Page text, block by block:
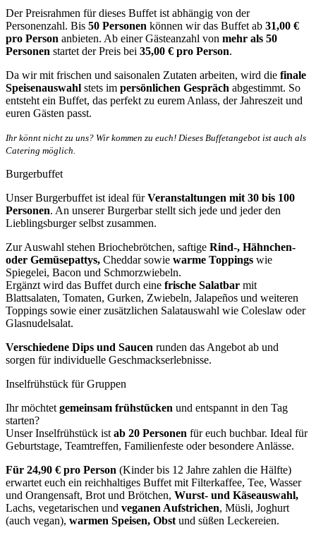
Der Preisrahmen für dieses Buffet ist abhängig von der
Personenzahl. Bis 50 Personen können wir das Buffet ab 31,00 €
pro Person anbieten. Ab einer Gästeanzahl von mehr als 50
Personen startet der Preis bei 35,00 € pro Person.
Da wir mit frischen und saisonalen Zutaten arbeiten, wird die finale
Speisenauswahl stets im persönlichen Gespräch abgestimmt. So
entsteht ein Buffet, das perfekt zu eurem Anlass, der Jahreszeit und
euren Gästen passt.
Ihr könnt nicht zu uns? Wir kommen zu euch! Dieses Buffetangebot ist auch als
Catering möglich.
Burgerbuffet
Unser Burgerbuffet ist ideal fürVeranstaltungen mit 30 bis 100
Personen. An unserer Burgerbar stellt sich jede und jeder den
Lieblingsburger selbst zusammen.
Zur Auswahl stehen Briochebrötchen, saftige Rind-, Hähnchen-
oder Gemüsepattys, Cheddar sowie warme Toppings wie
Spiegelei, Bacon und Schmorzwiebeln.
Ergänzt wird das Buffet durch eine frische Salatbar mit
Blattsalaten, Tomaten, Gurken, Zwiebeln, Jalapeños und weiteren
Toppings sowie einer zusätzlichen Salatauswahl wie Coleslaw oder
Glasnudelsalat.
Verschiedene Dips und Saucen runden das Angebot ab und
sorgen für individuelle Geschmackserlebnisse.
Inselfrühstück für Gruppen
Ihr möchtet gemeinsam frühstücken und entspannt in den Tag
starten?
Unser Inselfrühstück ist ab 20 Personen für euch buchbar. Ideal für
Geburtstage, Teamtreffen, Familienfeste oder besondere Anlässe.
Für 24,90 € pro Person (Kinder bis 12 Jahre zahlen die Hälfte)
erwartet euch ein reichhaltiges Buffet mit Filterkaffee, Tee, Wasser
und Orangensaft, Brot und Brötchen, Wurst- und Käseauswahl,
Lachs, vegetarischen und veganen Aufstrichen, Müsli, Joghurt
(auch vegan), warmen Speisen, Obst und süßen Leckereien.